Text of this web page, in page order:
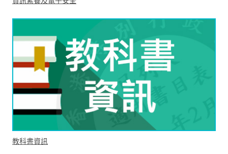
教科書資訊